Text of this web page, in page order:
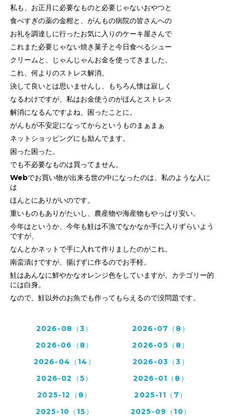
私も、お正月に必要なものと必要じゃないおやつと
食べすぎの薬の金柑と、 がんもの病院の皆さんへの
お礼を調達しに行ったお気に入りのケーキ屋さんで
これまた必要じゃない焼き菓子と今日食べるシュー
クリームと、
じゃんじゃんお金を使ってきま した。
これ、何よりのストレス解消。
決して良いとは思いませんし、もちろん懐は寂しく
なるわけですが、 私はお金使うのがほんとストレス
解消になるんですよね、困ったことに。
がんもが不安定になってからというものまぁまぁ
ネットショッピングにも励んでます。
困った困った。
でも不必要なものは買ってません。
Webでお買い物が出来る世の中になったのは、私のような人に
は
ほんとにありがいのです。
重いものもありがたいし、農産物や海産物もやっぱり安い。
今年はというか、今年も鮭は不漁でなかなか手に入りずらいよう
ですが、
なんとかネットで手に入れて作りましたのがこれ。
南蛮漬けですが、揚げずに作るのでお手軽。
鮭はあんなに鮮やかなオレンジ色をしていますが、カテゴリー的
には白身。
なので、鮭以外のお魚でも作ってもらえるので没問題です。
2026-08（3）
2026-07（8）
2026-06（8）
2026-05（8）
2026-04（14）
2026-03（3）
2026-02（5）
2026-01（8）
2025-12（8）
2025-11（7）
2025-10（15）
2025-09（10）